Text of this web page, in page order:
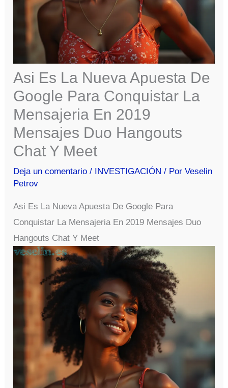
Asi Es La Nueva Apuesta De
Google Para Conquistar La
Mensajeria En 2019
Mensajes Duo Hangouts
Chat Y Meet
Deja un comentario / INVESTIGACIÓN / PorVeselin
Petrov
Asi Es La Nueva Apuesta De Google Para
Conquistar La Mensajeria En 2019 Mensajes Duo
Hangouts Chat Y Meet